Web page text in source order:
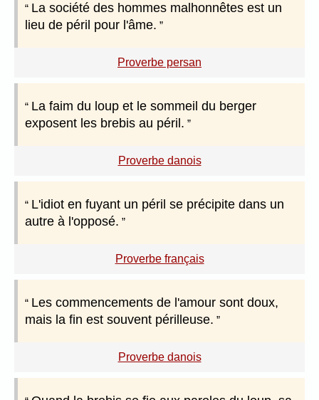
La société des hommes malhonnêtes est un
lieu de péril pour l'âme.
Proverbe persan
La faim du loup et le sommeil du berger
exposent les brebis au péril.
Proverbe danois
L'idiot en fuyant un péril se précipite dans un
autre à l'opposé.
Proverbe français
Les commencements de l'amour sont doux,
mais la fin est souvent périlleuse.
Proverbe danois